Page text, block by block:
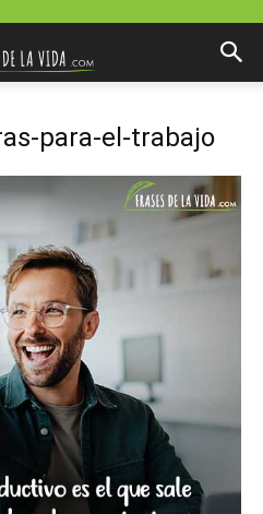
para-el-trabajo